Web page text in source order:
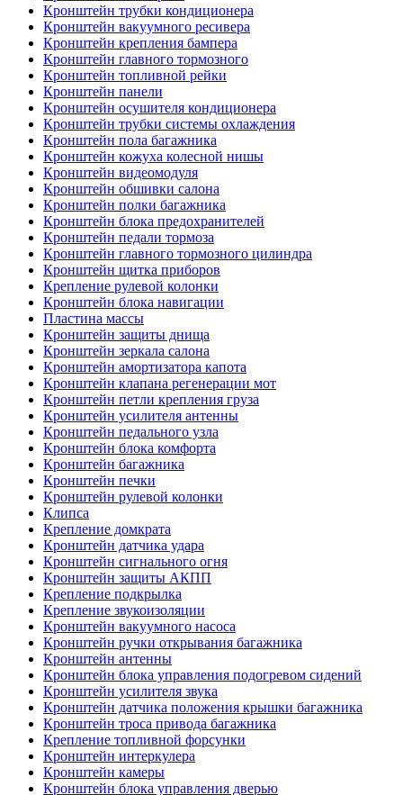
Кронштейн трубки кондиционера
Кронштейн вакуумного ресивера
Кронштейн крепления бампера
Кронштейн главного тормозного
Кронштейн топливной рейки
Кронштейн панели
Кронштейн осушителя кондиционера
Кронштейн трубки системы охлаждения
Кронштейн пола багажника
Кронштейн кожуха колесной нишы
Кронштейн видеомодуля
Кронштейн обшивки салона
Кронштейн полки багажника
Кронштейн блока предохранителей
Кронштейн педали тормоза
Кронштейн главного тормозного цилиндра
Кронштейн щитка приборов
Крепление рулевой колонки
Кронштейн блока навигации
Пластина массы
Кронштейн защиты днища
Кронштейн зеркала салона
Кронштейн амортизатора капота
Кронштейн клапана регенерации мот
Кронштейн петли крепления груза
Кронштейн усилителя антенны
Кронштейн педального узла
Кронштейн блока комфорта
Кронштейн багажника
Кронштейн печки
Кронштейн рулевой колонки
Клипса
Крепление домкрата
Кронштейн датчика удара
Кронштейн сигнального огня
Кронштейн защиты АКПП
Крепление подкрылка
Крепление звукоизоляции
Кронштейн вакуумного насоса
Кронштейн ручки открывания багажника
Кронштейн антенны
Кронштейн блока управления подогревом сидений
Кронштейн усилителя звука
Кронштейн датчика положения крышки багажника
Кронштейн троса привода багажника
Крепление топливной форсунки
Кронштейн интеркулера
Кронштейн камеры
Кронштейн блока управления дверью